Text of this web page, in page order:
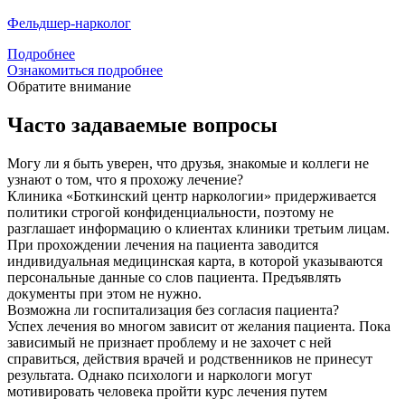
Фельдшер-нарколог
Подробнее
Ознакомиться подробнее
Обратите внимание
Часто задаваемые вопросы
Могу ли я быть уверен, что друзья, знакомые и коллеги не
узнают о том, что я прохожу лечение?
Клиника «Боткинский центр наркологии» придерживается
политики строгой конфиденциальности, поэтому не
разглашает информацию о клиентах клиники третьим лицам.
При прохождении лечения на пациента заводится
индивидуальная медицинская карта, в которой указываются
персональные данные со слов пациента. Предъявлять
документы при этом не нужно.
Возможна ли госпитализация без согласия пациента?
Успех лечения во многом зависит от желания пациента. Пока
зависимый не признает проблему и не захочет с ней
справиться, действия врачей и родственников не принесут
результата. Однако психологи и наркологи могут
мотивировать человека пройти курс лечения путем